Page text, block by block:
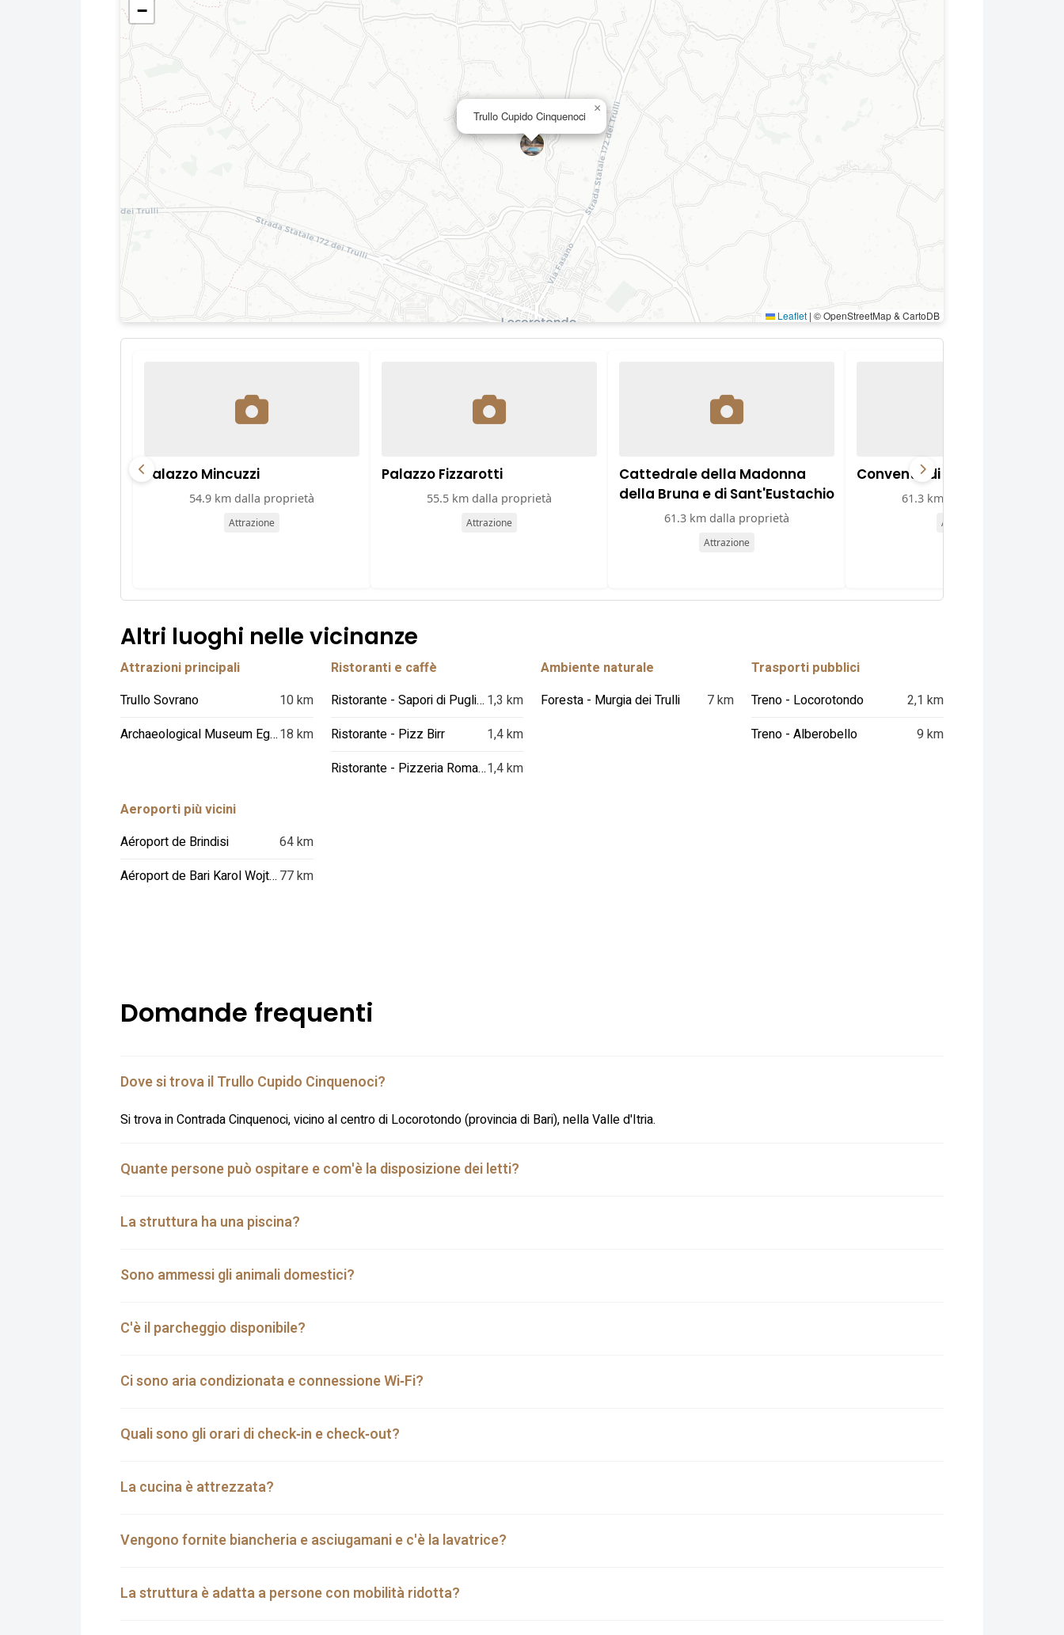
Trullo Cupido Cinquenoci
×
−
Leaflet | © OpenStreetMap & CartoDB
Palazzo Mincuzzi
54.9 km dalla proprietà
Attrazione
Palazzo Fizzarotti
55.5 km dalla proprietà
Attrazione
Cattedrale della Madonna
della Bruna e di Sant'Eustachio
61.3 km dalla proprietà
Attrazione
Convento di Sant'Agostino
61.3 km dalla proprietà
Attrazione
Altri luoghi nelle vicinanze
Attrazioni principali
Trullo Sovrano
10 km
Archaeological Museum Egnazia18 km
Ristoranti e caffè
Ristorante - Sapori di Puglia & Dintorni di Di Nallo Michele 1,3 km
Ristorante - Pizz Birr
1,4 km
Ristorante - Pizzeria Romana1,4 km
Ambiente naturale
Foresta - Murgia dei Trulli
7 km
Trasporti pubblici
Treno - Locorotondo
2,1 km
Treno - Alberobello
9 km
Aeroporti più vicini
Aéroport de Brindisi
64 km
Aéroport de Bari Karol Wojtyla 77 km
Domande frequenti
Dove si trova il Trullo Cupido Cinquenoci?
Si trova in Contrada Cinquenoci, vicino al centro di Locorotondo (provincia di Bari), nella Valle d'Itria.
Quante persone può ospitare e com'è la disposizione dei letti?
La struttura ha una piscina?
Sono ammessi gli animali domestici?
C'è il parcheggio disponibile?
Ci sono aria condizionata e connessione Wi‑Fi?
Quali sono gli orari di check‑in e check‑out?
La cucina è attrezzata?
Vengono fornite biancheria e asciugamani e c'è la lavatrice?
La struttura è adatta a persone con mobilità ridotta?